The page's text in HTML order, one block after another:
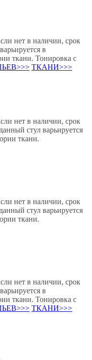
нет в наличии, срок
в
ткани. Тонировка с
ТКАНИ>>>
нет в наличии, срок
стул варьируется
ткани.
нет в наличии, срок
стул варьируется
ткани.
нет в наличии, срок
в
ткани. Тонировка с
ТКАНИ>>>